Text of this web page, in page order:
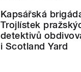
Kapsářská
Trojlístek
detektivů
i Scotland Yard